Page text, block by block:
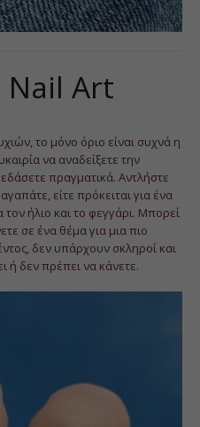
Nail Art
το μόνο όριο είναι συχνά η
να αναδείξετε την
πραγματικά. Αντλήστε
είτε πρόκειται για ένα
τον ήλιο και το φεγγάρι. Μπορεί
σε ένα θέμα για μια πιο
δεν υπάρχουν σκληροί και
ή δεν πρέπει να κάνετε.